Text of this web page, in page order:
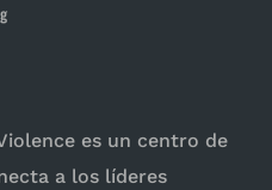
es un centro de
a los líderes